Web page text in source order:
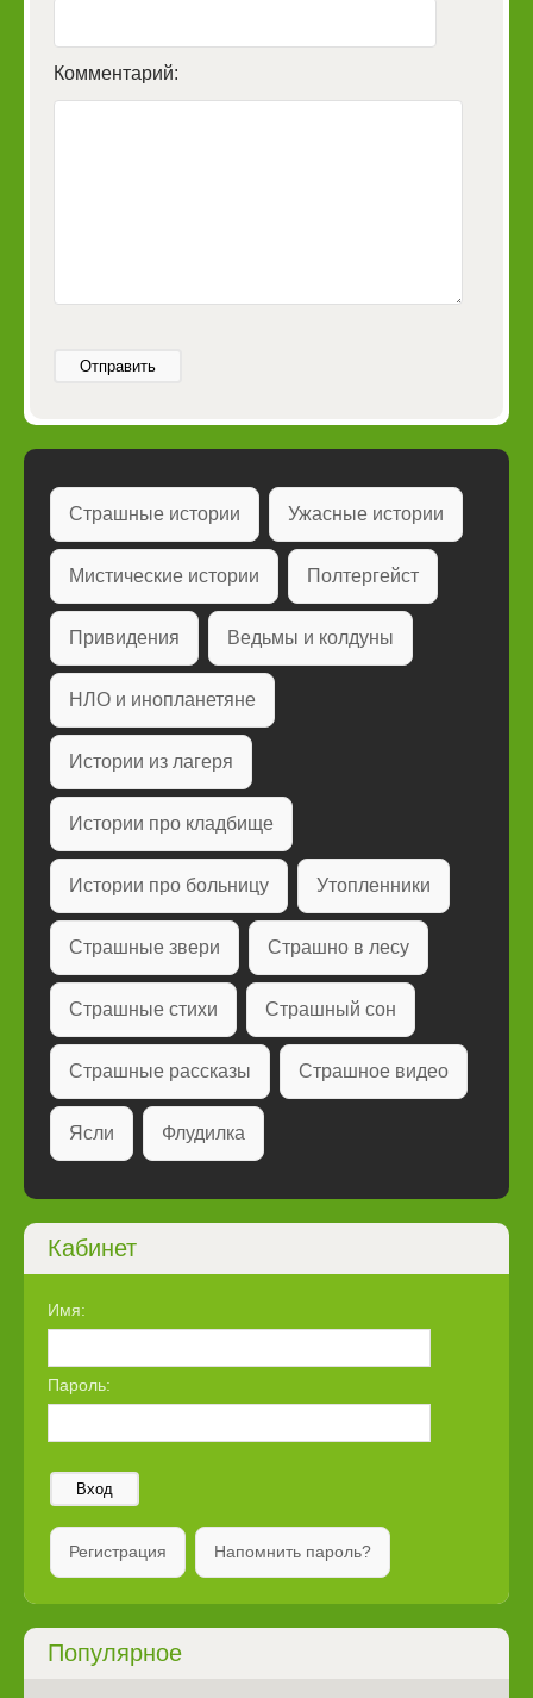
Комментарий:
Отправить
Страшные истории Ужасные истории
Мистические истории Полтергейст
Привидения Ведьмы и колдуны
НЛО и инопланетяне
Истории из лагеря
Истории про кладбище
Истории про больницу Утопленники
Страшные звери Страшно в лесу
Страшные стихи Страшный сон
Страшные рассказы Страшное видео
Ясли Флудилка
Кабинет
Имя:
Пароль:
Вход
Регистрация Напомнить пароль?
Популярное